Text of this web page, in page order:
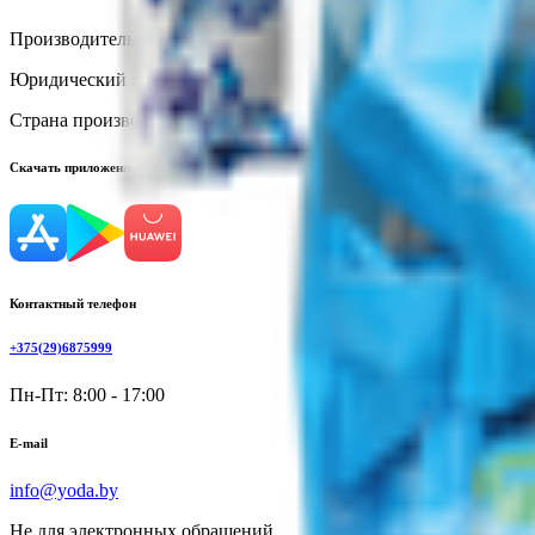
Производитель:
ООО «ЭКО ФУДС»
Юридический адрес:121357, Россия, г. Москва, ул. Верейская,
Страна производства:Россия
Скачать приложение
Контактный телефон
+375(29)6875999
Пн-Пт: 8:00 - 17:00
E-mail
info@yoda.by